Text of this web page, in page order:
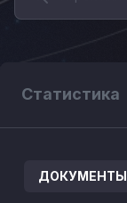
Статистика
ДОКУМЕНТЫ